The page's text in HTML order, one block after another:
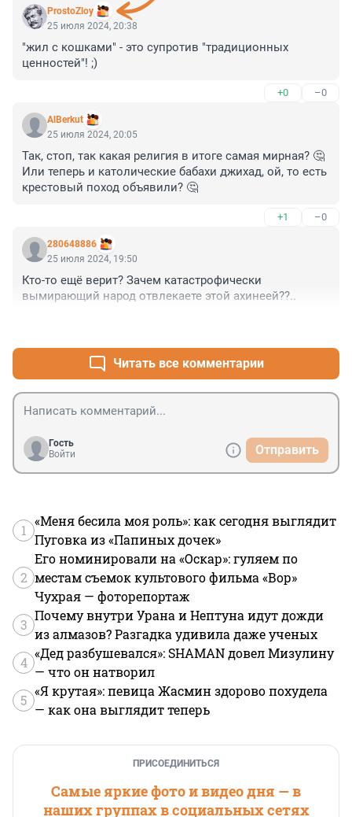
ProstoZloy
25 июля 2024, 20:38
"жил с кошками" - это супротив "традиционных
ценностей"! ;)
+0 –0
AlBerkut
25 июля 2024, 20:05
Так, стоп, так какая религия в итоге самая мирная? 🤔
Или теперь и католические бабахи джихад, ой, то есть
крестовый поход объявили? 🤔
+1 –0
280648886
25 июля 2024, 19:50
Кто-то ещё верит? Зачем катастрофически
вымирающий народ отвлекаете этой ахинеей??..
Читать все комментарии
Гость
Войти
Отправить
1
«Меня бесила моя роль»: как сегодня выглядит
Пуговка из «Папиных дочек»
2
Его номинировали на «Оскар»: гуляем по
местам съемок культового фильма «Вор»
Чухрая — фоторепортаж
3
Почему внутри Урана и Нептуна идут дожди
из алмазов? Разгадка удивила даже ученых
4
«Дед разбушевался»: SHAMAN довел Мизулину
— что он натворил
5
«Я крутая»: певица Жасмин здорово похудела
— как она выглядит теперь
ПРИСОЕДИНИТЬСЯ
Самые яркие фото и видео дня — в
наших группах в социальных сетях